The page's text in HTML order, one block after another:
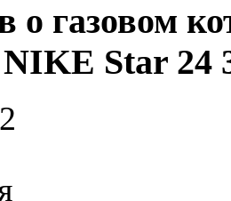
о газовом
Star 24
2